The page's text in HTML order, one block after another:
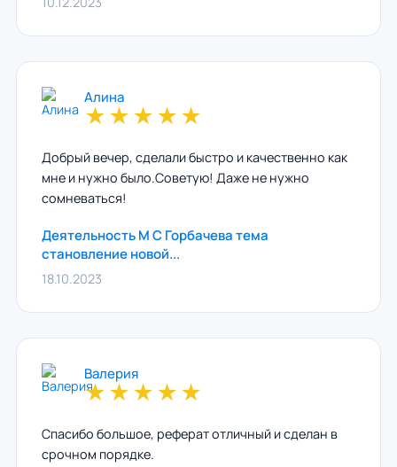
Алина
★★★★★
Добрый вечер, сделали быстро и качественно как
мне и нужно было.Советую! Даже не нужно
сомневаться!
Деятельность М С Горбачева тема
становление новой...
18.10.2023
Валерия
★★★★★
Спасибо большое, реферат отличный и сделан в
срочном порядке.